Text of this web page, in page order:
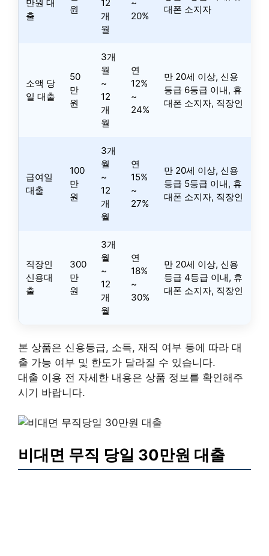
만원 대
출
원
12
개
월
~
20%
대폰 소지자
소액 당
일 대출
50
만
원
3개
월
~
12
개
월
연
12%
~
24%
만 20세 이상, 신용
등급 6등급 이내, 휴
대폰 소지자, 직장인
급여일
대출
100
만
원
3개
월
~
12
개
월
연
15%
~
27%
만 20세 이상, 신용
등급 5등급 이내, 휴
대폰 소지자, 직장인
직장인
신용대
출
300
만
원
3개
월
~
12
개
월
연
18%
~
30%
만 20세 이상, 신용
등급 4등급 이내, 휴
대폰 소지자, 직장인
본 상품은 신용등급, 소득, 재직 여부 등에 따라 대
출 가능 여부 및 한도가 달라질 수 있습니다.
대출 이용 전 자세한 내용은 상품 정보를 확인해주
시기 바랍니다.
비대면 무직 당일 30만원 대출